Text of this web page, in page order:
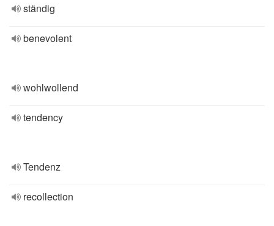
ständig
benevolent
wohlwollend
tendency
Tendenz
recollection